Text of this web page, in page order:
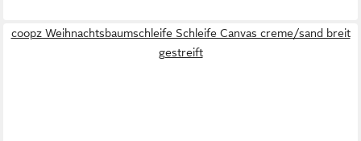
coopz Weihnachtsbaumschleife Schleife Canvas creme/sand breit
gestreift